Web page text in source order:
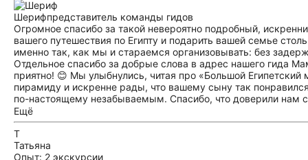
Шерифпредставитель команды гидов
Огромное спасибо за такой невероятно подробный,
вашего путешествия по Египту и подарить вашей семье
именно так, как мы и стараемся организовывать: без
Отдельное спасибо за добрые слова в адрес нашего гида
приятно! 😊 Мы улыбнулись, читая про «Большой
пирамиду и искренне рады, что вашему сыну так
по-настоящему незабываемым. Спасибо, что доверили нам
счастливы снова увидеть вашу замечательную семью в
Дахшур, Луксор или другие удивительные места нашей
яркими открытиями! 🇪🇬❤️
Ещё
Т
Татьяна
Опыт: 2 экскурсии